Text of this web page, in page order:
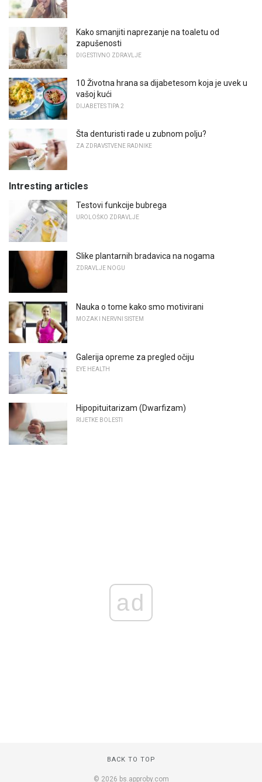
Kako smanjiti naprezanje na toaletu od
zapušenosti
DIGESTIVNO ZDRAVLJE
10 Životna hrana sa dijabetesom koja je uvek u
vašoj kući
DIJABETES TIPA 2
Šta denturisti rade u zubnom polju?
ZA ZDRAVSTVENE RADNIKE
Intresting articles
Testovi funkcije bubrega
UROLOŠKO ZDRAVLJE
Slike plantarnih bradavica na nogama
ZDRAVLJE NOGU
Nauka o tome kako smo motivirani
MOZAK I NERVNI SISTEM
Galerija opreme za pregled očiju
EYE HEALTH
Hipopituitarizam (Dwarfizam)
RIJETKE BOLESTI
ad
BACK TO TOP
© 2026 bs.approby.com